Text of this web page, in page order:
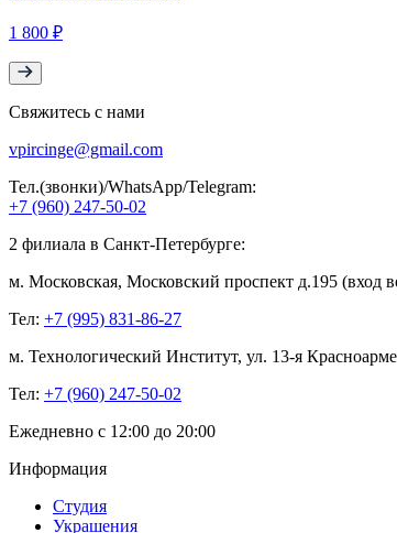
1 800 ₽
Свяжитесь с нами
vpircinge@gmail.com
Тел.(звонки)/WhatsApp/Telegram:
+7 (960) 247-50-02
2 филиала в Санкт-Петербурге:
м. Московская, Московский проспект д.195 (вход
Тел: +7 (995) 831-86-27‬
м. Технологический Институт, ул. 13-я
Тел: +7 (960) 247-50-02
Ежедневно с 12:00 до 20:00
Информация
Студия
Украшения